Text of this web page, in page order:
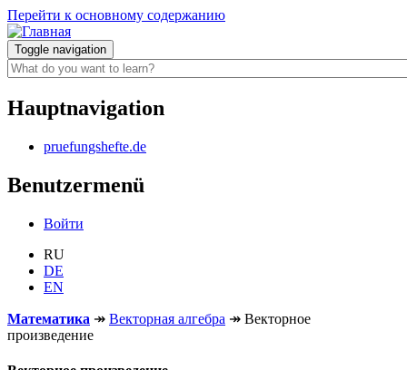
Перейти к основному содержанию
Toggle navigation
Hauptnavigation
pruefungshefte.de
Benutzermenü
Войти
RU
DE
EN
Математика ↠ Векторная алгебра ↠ Векторное
произведение